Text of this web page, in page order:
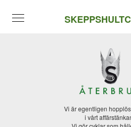
Vi är egentligen
i vårt